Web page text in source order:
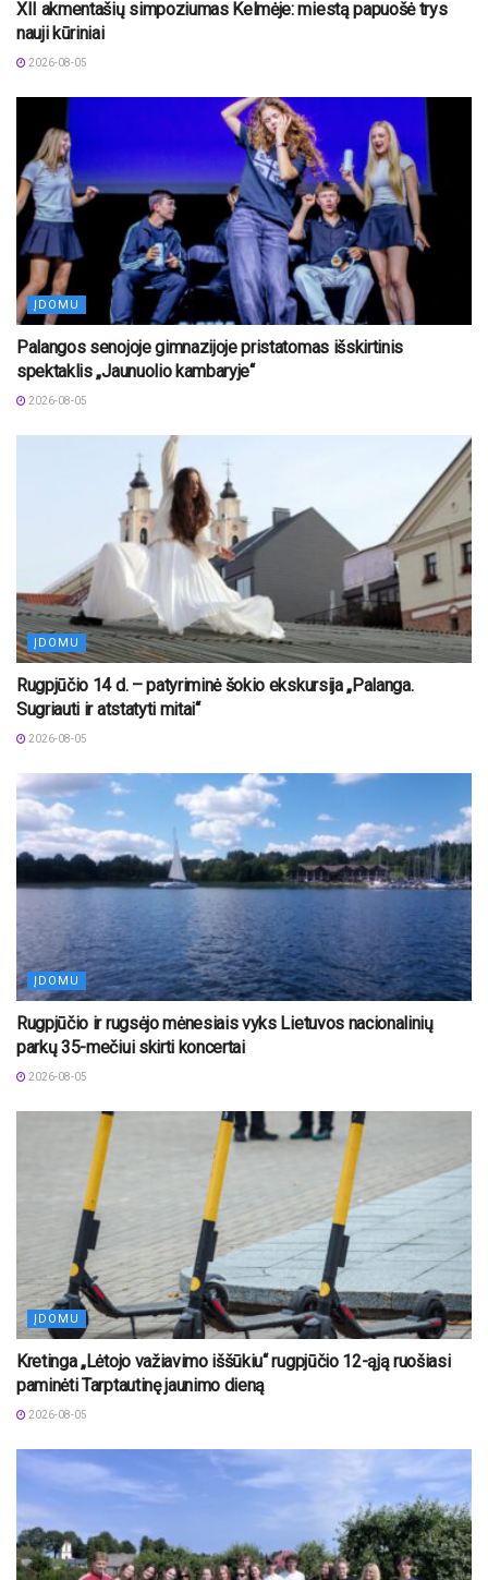
XII akmentašių simpoziumas Kelmėje: miestą papuošė trys
nauji kūriniai
2026-08-05
ĮDOMU
Palangos senojoje gimnazijoje pristatomas išskirtinis
spektaklis „Jaunuolio kambaryje“
2026-08-05
ĮDOMU
Rugpjūčio 14 d. – patyriminė šokio ekskursija „Palanga.
Sugriauti ir atstatyti mitai“
2026-08-05
ĮDOMU
Rugpjūčio ir rugsėjo mėnesiais vyks Lietuvos nacionalinių
parkų 35-mečiui skirti koncertai
2026-08-05
ĮDOMU
Kretinga „Lėtojo važiavimo iššūkiu“ rugpjūčio 12-ąją ruošiasi
paminėti Tarptautinę jaunimo dieną
2026-08-05